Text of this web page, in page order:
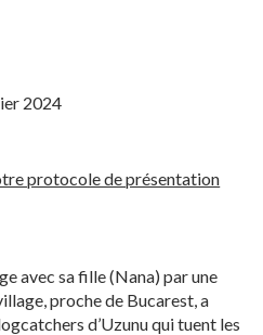
2024
protocole de présentation
avec sa fille (Nana) par une
proche de Bucarest, a
d’Uzunu qui tuent les